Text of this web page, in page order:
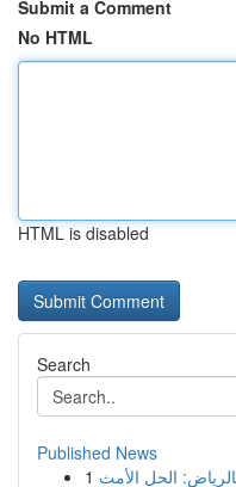
Submit a Comment
No HTML
HTML is disabled
Search
Published News
1